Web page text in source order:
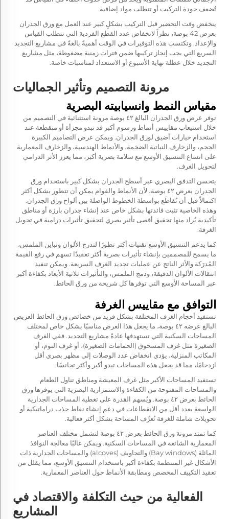
تُضعف جودة التركيب أو تتطلب مواد إضافية.
ينخفض وقت التحضير قبل التركيب بشكلٍ كبير عند العمل مع ورق الجدران
بعرض 42 بوصة، نظراً لانخفاض عدد القطع الفردية التي تتطلب القياس
والإعداد. وتكتسب هذه التوفيرات في الوقت أهميةً بالغةً في مشاريع التجديد
السريع التي يجب إنجاز تركيبها ضمن فترات زمنية مضغوطة، مثل مشاريع
التجديد خلال عطلة نهاية الأسبوع أو الاستعداد لمناسبات خاصة.
مرونة التصميم وتأثير الجماليات
مقياس النمط وانسيابيته البصرية
توفر عرض ورق الجدران البالغ ٤٢ بوصة مرونة استثنائية في التصميم من
خلال استيعاب مقاييس أنماط ورسوم أكبر قد تبدو مجزأة أو منقطعة عند
استخدام خيارات أضيق لورق الجدران. ويمكن عرض التصاميم الكبيرة
الحجم، والزخارف النباتية الضخمة، والأنماط الهندسية، والزخارف المعمارية
على اتساع التنسيق الأوسع مع سلامة بصرية أكبر، مما يعزز الأثر الدرامي
لتحويل الغرف.
يتحسن التدفق البصري عبر أسطح الجدران بشكل كبير باستخدام ورق
الجدران بعرض ٤٢ بوصة، لأن الأنماط والقوام يمكن أن تتطور بشكل أكثر
اكتمالاً قبل أن تُقاطَع بواسطة الخطوط الواصلة بين ألواح ورق الجدران.
وهذه الخاصية تثبت فائدتها بشكل خاص عند إنشاء جدران بارزة أو مناطق
تأكيدية يُراد منها تحقيق أقصى تأثير بصري لتحقيق تأثيرات درامية في تحويل
الغرفة.
كما يدعم التنسيق الأوسع تقنيات أكثر تطورًا لتدرج الألوان وتباين الملمس،
ما يسمح للمصممين بإنشاء تأثيرات بصرية أكثر تعقيدًا تسهم في رفع القيمة
المُدرَكة والأثر الناتج عن عمليات تجديد الغرف السريعة. ويمكن تنفيذ
انتقالات الألوان الدقيقة، ودمج الملمس، والتأثيرات ثلاثية الأبعاد بكفاءة أكبر
عبر المساحة الأوسع التي توفرها كل شريحة من ورق الحائط.
التوافق مع مقاييس الغرفة
تستفيد أحجام الغرف المختلفة بشكل فريد من خصائص ورق الحائط العريض
البالغ عرضه ٤٢ بوصة، ما يجعل هذا العرض مناسبًا بشكل خاص لمختلف
المساحات السكنية التي تستهدفها عادةً مشاريع التجديد. ففي الغرف
الصغيرة مثل غرف المسحوق (الحمامات الصغيرة)، أو غرف النوم، أو
المكاتب المنزلية، يؤدي انخفاض عدد الوصلات إلى مظهر بصري أقل
ازدحامًا، مما قد يجعل هذه المساحات تبدو أكبر وأكثر تجانسًا.
تستفيد المساحات الأكبر مثل غرف المعيشة ومناطق تناول الطعام
والمساحات المفتوحة من الكفاءة والاستمرارية البصرية التي يوفرها ورق
الحائط بعرض ٤٢ بوصة. ويُسهم القدرة على تغطية المساحات الجدارية
الواسعة بعدد أقل من الانقطاعات في دعم إنشاء نقاط جذب دراماتيكية أو
تحويلات شاملة للغرفة تُعرِّف المساحة بشكل أكثر فعالية.
كما تمتد مرونة ورق الحائط بعرض ٤٢ بوصة لتشمل مختلف العناصر
المعمارية الشائعة في المساحات السكنية. ويمكن غالبًا معالجة النوافذ
المائلة (Bay windows) والتجاويف (alcoves) والمساحات الجدارية ذات
الأشكال غير المنتظمة بكفاءة أكبر باستخدام التنسيق الأوسع، مما يقلل من
تعقيد التكييف المخصص ومطابقة الأنماط حول العناصر المعمارية.
الفعالية من حيث التكلفة والاقتصاد في
المشاريع